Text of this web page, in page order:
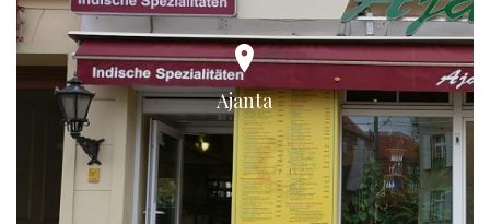
Ajanta